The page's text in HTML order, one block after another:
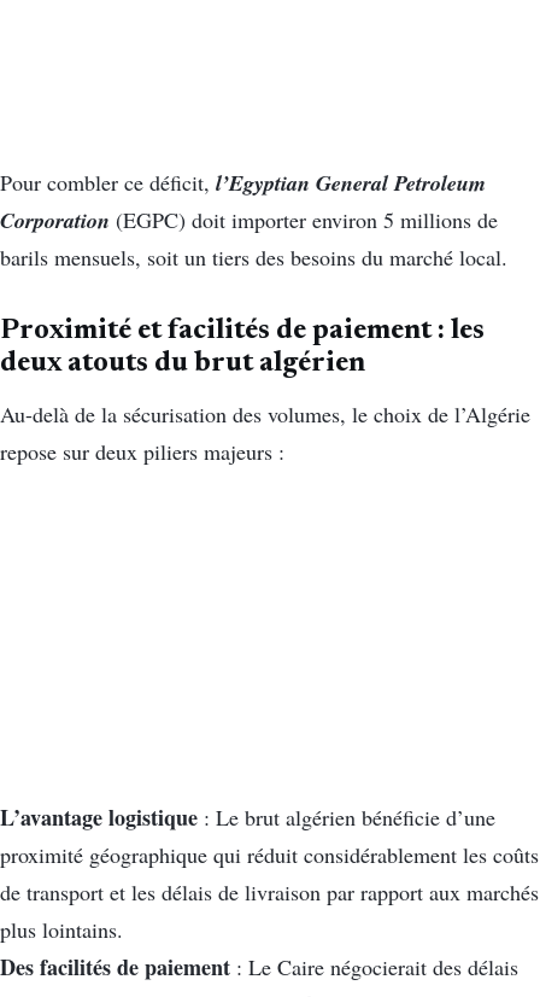
Pour combler ce déficit, l’Egyptian General Petroleum
Corporation (EGPC) doit importer environ 5 millions de
barils mensuels, soit un tiers des besoins du marché local.
Proximité et facilités de paiement : les
deux atouts du brut algérien
Au-delà de la sécurisation des volumes, le choix de l’Algérie
repose sur deux piliers majeurs :
L’avantage logistique : Le brut algérien bénéficie d’une
proximité géographique qui réduit considérablement les coûts
de transport et les délais de livraison par rapport aux marchés
plus lointains.
Des facilités de paiement : Le Caire négocierait des délais